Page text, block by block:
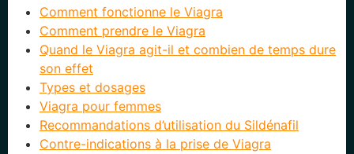
Comment fonctionne le Viagra
Comment prendre le Viagra
Quand le Viagra agit-il et combien de temps dure
son effet
Types et dosages
Viagra pour femmes
Recommandations d’utilisation du Sildénafil
Contre-indications à la prise de Viagra